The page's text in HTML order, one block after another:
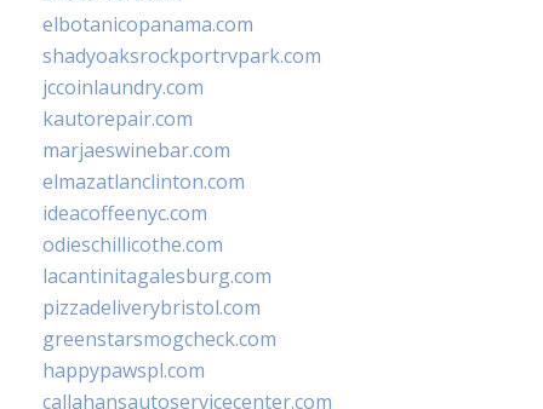
elbotanicopanama.com
shadyoaksrockportrvpark.com
jccoinlaundry.com
kautorepair.com
marjaeswinebar.com
elmazatlanclinton.com
ideacoffeenyc.com
odieschillicothe.com
lacantinitagalesburg.com
pizzadeliverybristol.com
greenstarsmogcheck.com
happypawspl.com
callahansautoservicecenter.com